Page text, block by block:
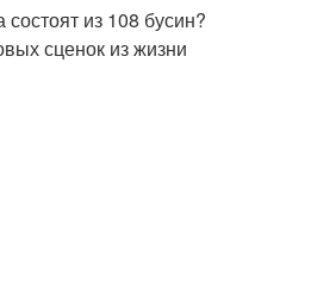
из 108 бусин?
сценок из жизни